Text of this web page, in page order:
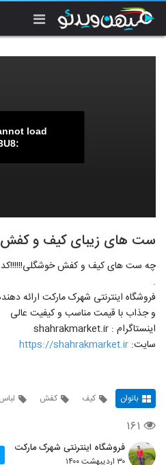
load
ست های زیبای کیف و کفش
چه ست های کیف و کفش
.
فروشگاه اینترنتی شهرک مارکت ارائه
و جذاب با قیمت مناسب و کیفیت عالی
اینستاگرام : shahrakmarket.ir
سایت: https://shahrakmarket.ir
بانوان کیف کفش
۱۶۱
فروشگاه اینترنتی شهرک مارکت
۳۰ اردیبهشت ۱۴۰۰